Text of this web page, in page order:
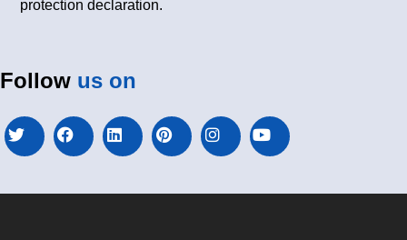
protection declaration.
Follow us on